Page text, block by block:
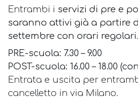
Entrambi i servizi di pre e
saranno attivi già a partire
settembre con orari regolari.
PRE-scuola: 7.30 – 9.00
POST-scuola: 16.00 – 18.00
Entrata e uscita per
cancelletto in via Milano.